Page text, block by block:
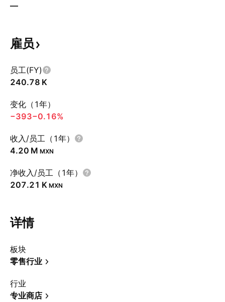
—
雇员
员工(FY)
‪240.78 K‬
变化（1年）
−393−0.16%
收入/员工（1年）
‪4.20 M‬ MXN
净收入/员工（1年）
‪207.21 K‬ MXN
详情
板块
零售行业
行业
专业商店